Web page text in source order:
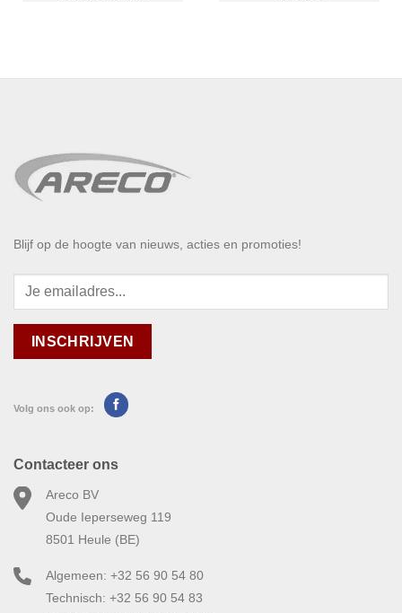
Blijf op de hoogte van nieuws, acties en promoties!
Volg ons ook op:
Contacteer ons
Areco BV
Oude Ieperseweg 119
8501 Heule (BE)
Algemeen: +32 56 90 54 80
Technisch: +32 56 90 54 83